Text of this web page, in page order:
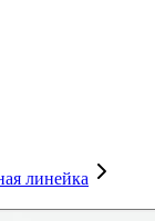
линейка